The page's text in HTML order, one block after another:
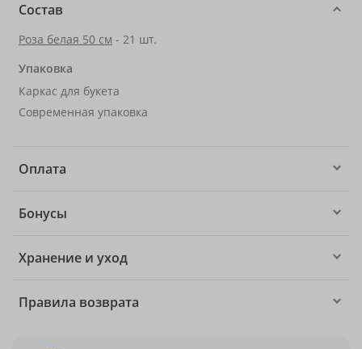
Состав
Роза белая 50 см - 21 шт.
Упаковка
Каркас для букета
Современная упаковка
Оплата
Бонусы
Хранение и уход
Правила возврата